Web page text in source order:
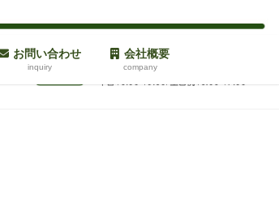
お問い合わせ
inquiry
会社概要
company